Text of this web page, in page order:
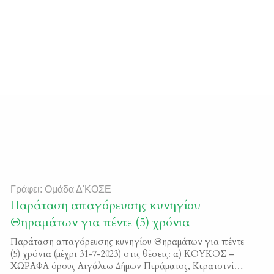
Γράφει: Ομάδα Δ'ΚΟΣΕ
Παράταση απαγόρευσης κυνηγίου
Θηραμάτων για πέντε (5) χρόνια
Παράταση απαγόρευσης κυνηγίου Θηραμάτων για πέντε
(5) χρόνια (μέχρι 31-7-2023) στις θέσεις: α) ΚΟΥΚΟΣ –
ΧΩΡΑΦΑ όρους Αιγάλεω Δήμων Περάματος, Κερατσινίου